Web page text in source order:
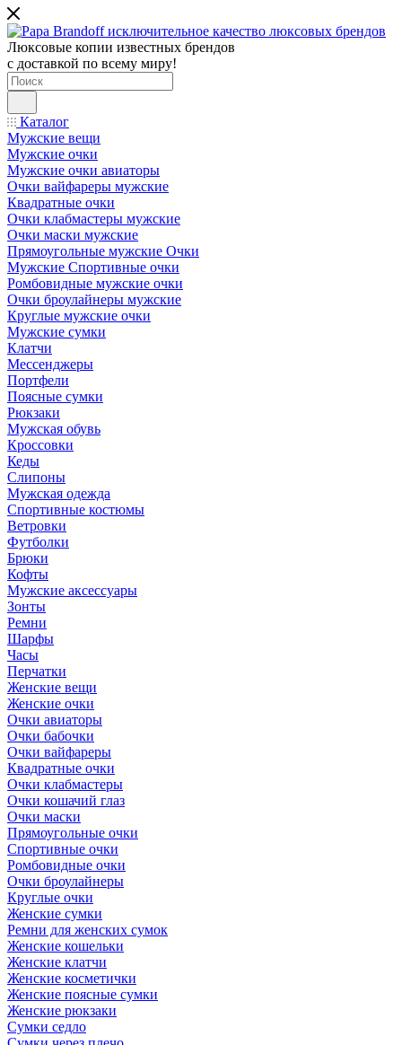
Люксовые копии известных брендов
с доставкой по всему миру!
Каталог
Мужские вещи
Мужские очки
Мужские очки авиаторы
Очки вайфареры мужские
Квадратные очки
Очки клабмастеры мужские
Очки маски мужские
Прямоугольные мужские Очки
Мужские Спортивные очки
Ромбовидные мужские очки
Очки броулайнеры мужские
Круглые мужские очки
Мужские сумки
Клатчи
Мессенджеры
Портфели
Поясные сумки
Рюкзаки
Мужская обувь
Кроссовки
Кеды
Слипоны
Мужская одежда
Спортивные костюмы
Ветровки
Футболки
Брюки
Кофты
Мужские аксессуары
Зонты
Ремни
Шарфы
Часы
Перчатки
Женские вещи
Женские очки
Очки авиаторы
Очки бабочки
Очки вайфареры
Квадратные очки
Очки клабмастеры
Очки кошачий глаз
Очки маски
Прямоугольные очки
Спортивные очки
Ромбовидные очки
Очки броулайнеры
Круглые очки
Женские сумки
Ремни для женских сумок
Женские кошельки
Женские клатчи
Женские косметички
Женские поясные сумки
Женские рюкзаки
Сумки седло